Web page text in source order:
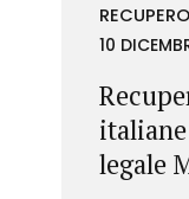
cosmetici
contratto
territorio
10
legale